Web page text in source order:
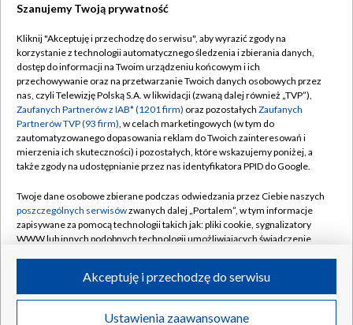
TVP
Abonament TVP
Emisja w TVP
Centrum informacji TVP
Naziemna Telewizja Cyfrowa
Rada Programowa
System NOS
Informacje o nadawcy
Program dla prasy
Regulamin TVP
Polityka prywatności
Moje zgody
Pomoc
Kontakt
Kanały
©2026 Telewizja Polska S.A. w likwidacji
Szanujemy Twoją prywatność
Kliknij "Akceptuję i przechodzę do serwisu", aby wyrazić zgody na
korzystanie z technologii automatycznego śledzenia i zbierania danych,
dostęp do informacji na Twoim urządzeniu końcowym i ich
przechowywanie oraz na przetwarzanie Twoich danych osobowych przez
nas, czyli Telewizję Polską S.A. w likwidacji (zwaną dalej również „TVP”),
Zaufanych Partnerów z IAB* (1201 firm) oraz pozostałych Zaufanych
Partnerów TVP (93 firm), w celach marketingowych (w tym do
zautomatyzowanego dopasowania reklam do Twoich zainteresowań i
mierzenia ich skuteczności) i pozostałych, które wskazujemy poniżej, a
także zgody na udostępnianie przez nas identyfikatora PPID do Google.
Twoje dane osobowe zbierane podczas odwiedzania przez Ciebie naszych
poszczególnych serwisówzwanych dalej „Portalem”, w tym informacje
zapisywane za pomocą technologii takich jak: pliki cookie, sygnalizatory
WWW lub innych podobnych technologii umożliwiających świadczenie
ruchu w Internecie.
Twoje dane osobowe zbierane podczas odwiedzania przez Ciebie
Ustawienia zaawansowane
Akceptuję i przechodzę do serwisu